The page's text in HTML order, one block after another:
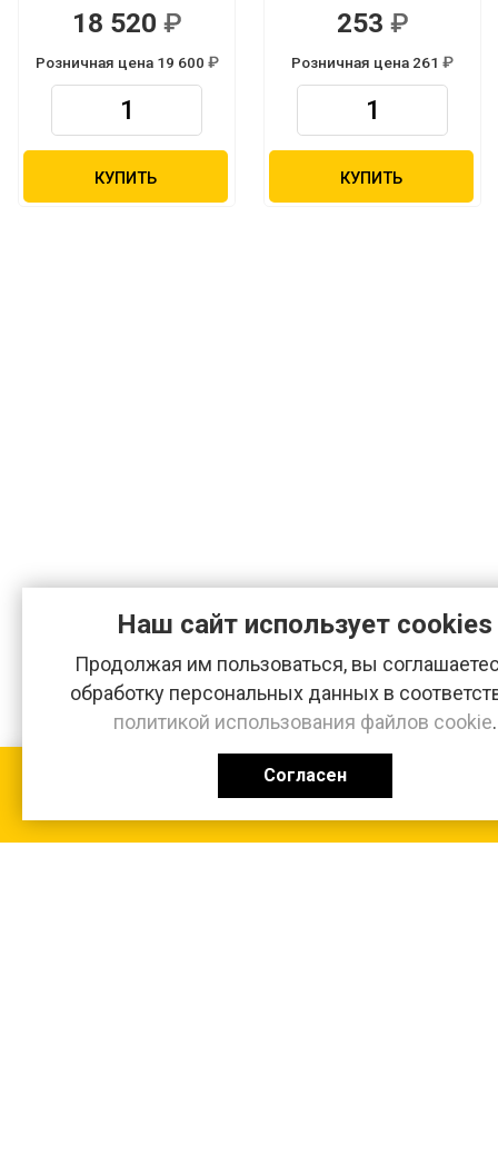
18 520
Розничная цена 19 600
КУПИТЬ
253
Розничная цена 261
КУПИТЬ
Р
Р Р
Наш сайт использует cookies
Продолжая им пользоваться, вы
обработку персональных данных в
политикой использования файлов cookie.
Согласен